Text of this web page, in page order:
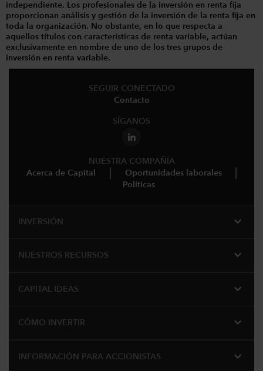
independiente. Los profesionales de la inversión en renta fija
proporcionan análisis y gestión de la inversión de la renta fija en
toda la organización. No obstante, en lo que respecta a
aquellos títulos con características de renta variable, actúan
exclusivamente en nombre de uno de los tres grupos de
inversión en renta variable.
SEGUIR CONECTADO
Contacto
SÍGANOS
NUESTRA COMPAÑÍA
Acerca de Capital
Oportunidades laborales
Políticas
INVERSIÓN expand_more
NUESTROS RECURSOS expand_more
CAPITAL IDEAS expand_more
CÓMO INVERTIR expand_more
INFORMACIÓN PARA ACCIONISTAS expand_more